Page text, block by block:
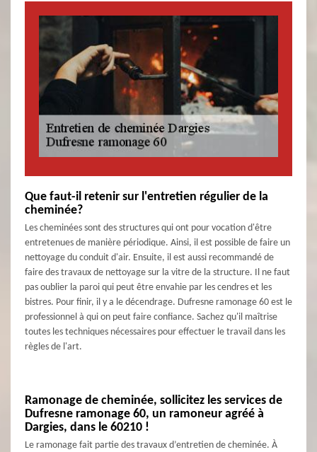
Que faut-il retenir sur l'entretien régulier de la
cheminée?
Les cheminées sont des structures qui ont pour vocation d'être
entretenues de manière périodique. Ainsi, il est possible de faire un
nettoyage du conduit d'air. Ensuite, il est aussi recommandé de
faire des travaux de nettoyage sur la vitre de la structure. Il ne faut
pas oublier la paroi qui peut être envahie par les cendres et les
bistres. Pour finir, il y a le décendrage. Dufresne ramonage 60 est le
professionnel à qui on peut faire confiance. Sachez qu'il maîtrise
toutes les techniques nécessaires pour effectuer le travail dans les
règles de l'art.
Ramonage de cheminée, sollicitez les services de
Dufresne ramonage 60, un ramoneur agréé à
Dargies, dans le 60210 !
Le ramonage fait partie des travaux d’entretien de cheminée. À